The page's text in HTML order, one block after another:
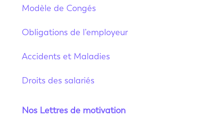
Modèle de Congés
Obligations de l’employeur
Accidents et Maladies
Droits des salariés
Nos Lettres de motivation